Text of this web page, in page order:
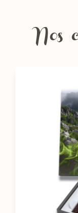
Nos